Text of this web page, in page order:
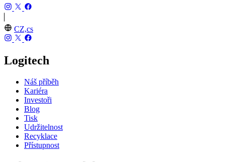
CZ,cs
Logitech
Náš příběh
Kariéra
Investoři
Blog
Tisk
Udržitelnost
Recyklace
Přístupnost